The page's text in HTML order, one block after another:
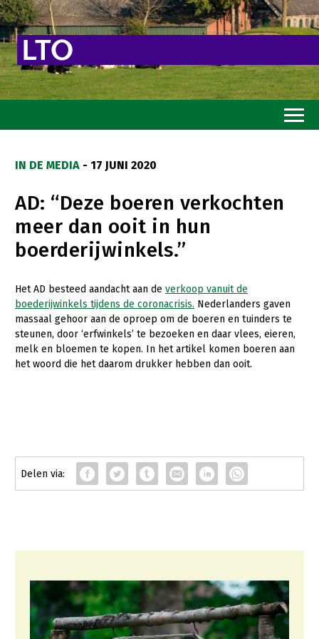
Goed eten
Mooi groen
Sterk ondernemerschap
Transitiepaden
Thema’s
Gezonde planten
Gezonde dieren
Mens, ondernemerschap en onderwijs
Biologische Landbouw
Geitenhouderij
Kalverhouderij
Plant
Akkerbouw
Biologische Landbouw
Multifunctionele landbouw
Multifunctioneel
IN DE MEDIA - 17 JUNI 2020
AD: “Deze boeren verkochten
meer dan ooit in hun
boerderijwinkels.”
Het AD besteed aandacht aan de verkoop vanuit de
boederijwinkels tijdens de coronacrisis. Nederlanders gaven
massaal gehoor aan de oproep om de boeren en tuinders te
steunen, door ‘erfwinkels’ te bezoeken en daar vlees, eieren,
melk en bloemen te kopen. In het artikel komen boeren aan
het woord die het daarom drukker hebben dan ooit.